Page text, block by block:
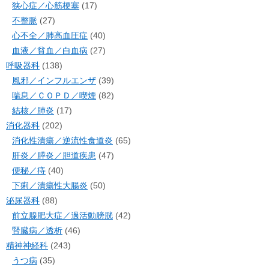
狭心症／心筋梗塞 (17)
不整脈 (27)
心不全／肺高血圧症 (40)
血液／貧血／白血病 (27)
呼吸器科 (138)
風邪／インフルエンザ (39)
喘息／ＣＯＰＤ／喫煙 (82)
結核／肺炎 (17)
消化器科 (202)
消化性潰瘍／逆流性食道炎 (65)
肝炎／膵炎／胆道疾患 (47)
便秘／痔 (40)
下痢／潰瘍性大腸炎 (50)
泌尿器科 (88)
前立腺肥大症／過活動膀胱 (42)
腎臓病／透析 (46)
精神神経科 (243)
うつ病 (35)